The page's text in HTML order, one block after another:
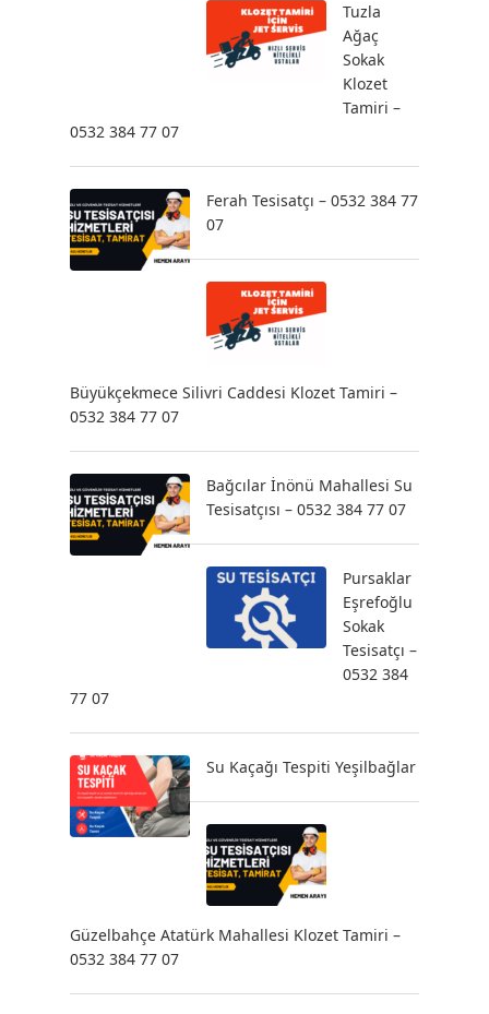
Tuzla
Ağaç
Sokak
Klozet
Tamiri –
0532 384 77 07
Ferah Tesisatçı – 0532 384 77
07
Büyükçekmece Silivri Caddesi Klozet Tamiri –
0532 384 77 07
Bağcılar İnönü Mahallesi Su
Tesisatçısı – 0532 384 77 07
Pursaklar
Eşrefoğlu
Sokak
Tesisatçı –
0532 384
77 07
Su Kaçağı Tespiti Yeşilbağlar
Güzelbahçe Atatürk Mahallesi Klozet Tamiri –
0532 384 77 07